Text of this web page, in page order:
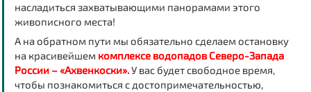
насладиться захватывающими панорамами этого
живописного места!
А на обратном пути мы обязательно сделаем остановку
на красивейшемкомплексе водопадов Северо-Запада
России – «Ахвенкоски».У вас будет свободное время,
чтобы познакомиться с достопримечательностью,